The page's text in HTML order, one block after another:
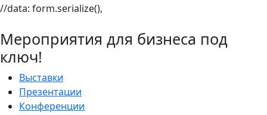
//data: form.serialize(),
Мероприятия для бизнеса под
ключ!
Выставки
Презентации
Конференции